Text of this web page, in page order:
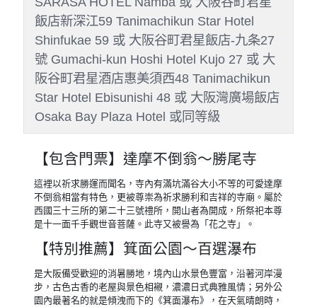
MALL→免稅店→飯店
早餐：飯店簡易早餐 或 發放代金日幣
1000元
午餐：拉麵代金日幣1000元
晚餐：方便遊玩 敬請自理
Shinsaibashi Grand Hotel Osaka 或
SARASA HOTEL 道頓堀 SARASA HOTEL
DOUTONBORI 或 SARASA HOTEL 新大阪
SARASA HOTEL Shin-Osaka 或 SARASA
HOTEL 心齋橋 SARASA HOTEL
Shinsaibashi 或 SARASA HOTEL 難波
SARASA HOTEL Namba 或 大阪谷町君星
飯店新深江59 Tanimachikun Star Hotel